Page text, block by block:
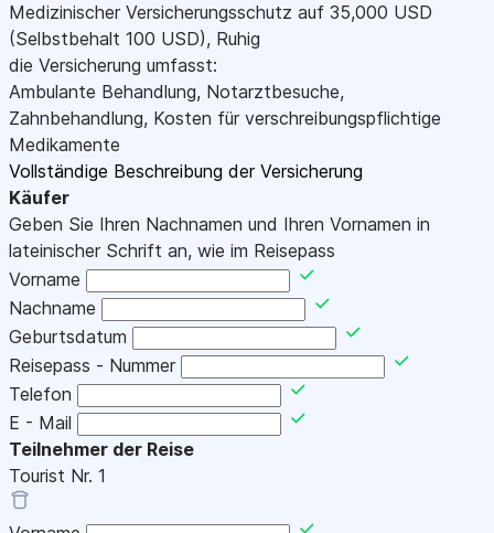
Medizinischer Versicherungsschutz auf 35,000 USD
(Selbstbehalt 100 USD), Ruhig
die Versicherung umfasst:
Ambulante Behandlung, Notarztbesuche,
Zahnbehandlung, Kosten für verschreibungspflichtige
Medikamente
Vollständige Beschreibung der Versicherung
Käufer
Geben Sie Ihren Nachnamen und Ihren Vornamen in
lateinischer Schrift an, wie im Reisepass
Vorname
Nachname
Geburtsdatum
Reisepass - Nummer
Telefon
E - Mail
Teilnehmer der Reise
Tourist Nr. 1